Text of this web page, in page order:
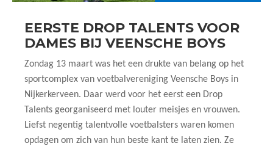
EERSTE DROP TALENTS VOOR
DAMES BIJ VEENSCHE BOYS
Zondag 13 maart was het een drukte van belang op het
sportcomplex van voetbalvereniging Veensche Boys in
Nijkerkerveen. Daar werd voor het eerst een Drop
Talents georganiseerd met louter meisjes en vrouwen.
Liefst negentig talentvolle voetbalsters waren komen
opdagen om zich van hun beste kant te laten zien. Ze